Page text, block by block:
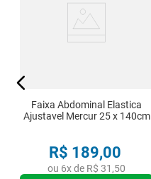
Faixa Abdominal Elastica
Ajustavel Mercur 25 x 140cm
R$ 189,00
ou 6x de R$ 31 ,50